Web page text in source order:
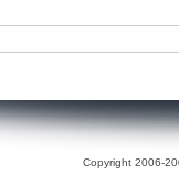
Copyright 2006-